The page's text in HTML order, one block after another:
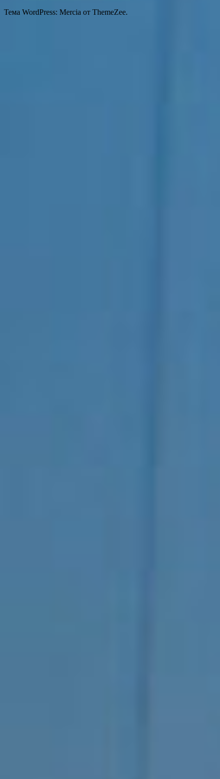
Тема WordPress: Mercia от ThemeZee.